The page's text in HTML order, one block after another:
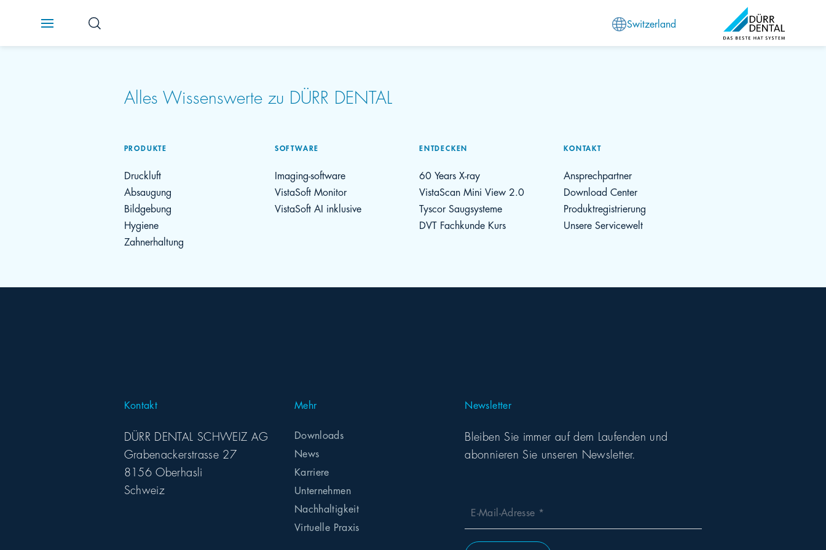
Switzerland
Alles Wissenswerte zu DÜRR DENTAL
PRODUKTE
Druckluft
Absaugung
Bildgebung
Hygiene
Zahnerhaltung
SOFTWARE
Imaging-software
VistaSoft Monitor
VistaSoft AI inklusive
ENTDECKEN
60 Years X-ray
VistaScan Mini View 2.0
Tyscor Saugsysteme
DVT Fachkunde Kurs
KONTAKT
Ansprechpartner
Download Center
Produktregistrierung
Unsere Servicewelt
Kontakt
DÜRR DENTAL SCHWEIZ AG
Grabenackerstrasse 27
8156 Oberhasli
Schweiz
Mehr
Downloads
News
Karriere
Unternehmen
Nachhaltigkeit
Virtuelle Praxis
Newsletter
Bleiben Sie immer auf dem Laufenden und
abonnieren Sie unseren Newsletter.
E-Mail-Adresse